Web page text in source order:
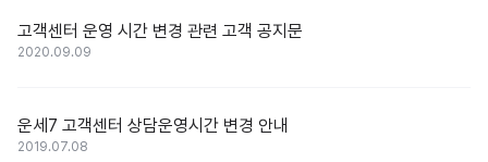
고객센터 운영 시간 변경 관련 고객 공지문
2020.09.09
운세7 고객센터 상담운영시간 변경 안내
2019.07.08